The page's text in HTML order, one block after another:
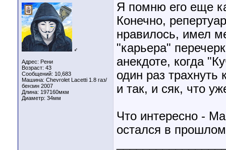
♂
Адрес: Рени
Возраст: 43
Сообщений: 10,683
Машина: Chevrolet Lacetti 1.8 газ/
бензин 2007
Длина: 197160мкм
Диаметр: 34мм
Я помню его еще
Конечно,
нравилось, имел
"карьера"
анекдоте, когда
один раз трахнуть
и так, и сяк, что
Что интересно -
остался в